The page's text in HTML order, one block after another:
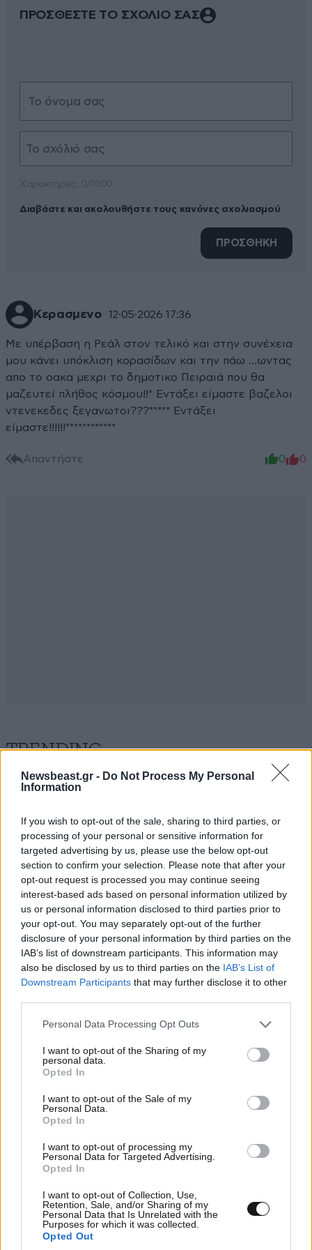
Newsbeast.gr - Do Not Process My Personal
Information
If you wish to opt-out of the sale, sharing to third parties, or
processing of your personal or sensitive information for
targeted advertising by us, please use the below opt-out
section to confirm your selection. Please note that after your
opt-out request is processed you may continue seeing
interest-based ads based on personal information utilized by
us or personal information disclosed to third parties prior to
your opt-out. You may separately opt-out of the further
disclosure of your personal information by third parties on the
IAB’s list of downstream participants. This information may
also be disclosed by us to third parties on the IAB’s List of
Downstream Participants that may further disclose it to other
Please note that this website/app uses one or more Google
not limited to your visit or usage behaviour. You may click to
grant or deny consent to Google and its third-party tags to
use your data for below specified purposes in below Google
consent section.
Personal Data Processing Opt Outs
I want to opt-out of the Sharing of my
personal data.
Opted In
I want to opt-out of the Sale of my
Personal Data.
Opted In
I want to opt-out of processing my
Personal Data for Targeted Advertising.
Opted In
I want to opt-out of Collection, Use,
Retention, Sale, and/or Sharing of my
Personal Data that Is Unrelated with the
Purposes for which it was collected.
Opted Out
ΠΡΟΣΘΕΣΤΕ ΤΟ ΣΧΟΛΙΟ ΣΑΣ
Διαβάστε και ακολουθήστε τους κανόνες σχολιασμού
ΠΡΟΣΘΗΚΗ
Κερασμενο 12·05·2026 17:36
Με υπέρβαση η Ρεάλ στον τελικό και στην συνέχεια
μου κάνει υπόκλιση κορασίδων και την πάω ...ωντας
απο το οακα μεχρι το δημοτικο Πειραιά που θα
μαζευτεί πλήθος κόσμου!!* Εντάξει είμαστε βαζελοι
ντενεκεδες ξεγανωτοι???***** Εντάξει
είμαστε!!!!!!************
Απαντήστε 0 0
TRENDING
LIFESTYLE08·08·2026 19:12